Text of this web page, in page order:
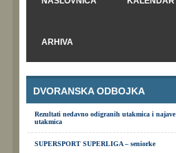
ARHIVA
DVORANSKA ODBOJKA
Rezultati nedavno odigranih utakmica i najave
utakmica
SUPERSPORT SUPERLIGA – seniorke